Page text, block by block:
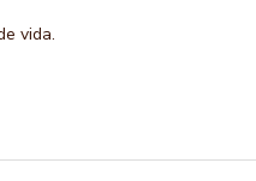
vida.